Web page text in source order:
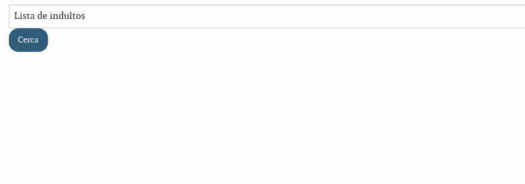
Cerca: